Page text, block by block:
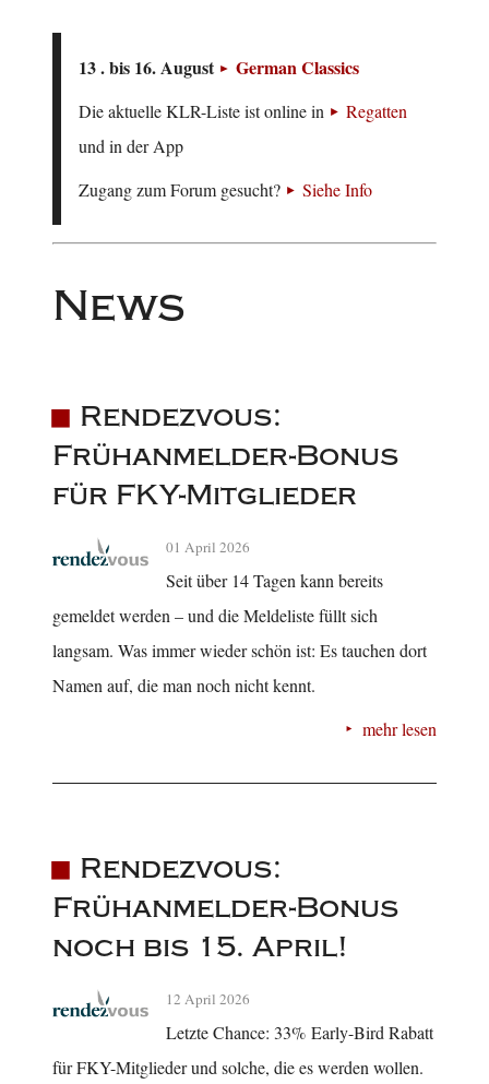
13 . bis 16. August German Classics
Die aktuelle KLR-Liste ist online in
Regatten
und in der App
Zugang zum Forum gesucht?
Siehe Info
News
Rendezvous:
Frühanmelder-Bonus
für FKY-Mitglieder
01 April 2026
Seit über 14 Tagen kann bereits
gemeldet werden – und die Meldeliste füllt sich
langsam. Was immer wieder schön ist: Es tauchen dort
Namen auf, die man noch nicht kennt.
mehr lesen
Rendezvous:
Frühanmelder-Bonus
noch bis 15. April!
12 April 2026
Letzte Chance: 33% Early-Bird Rabatt
für FKY-Mitglieder und solche, die es werden wollen.